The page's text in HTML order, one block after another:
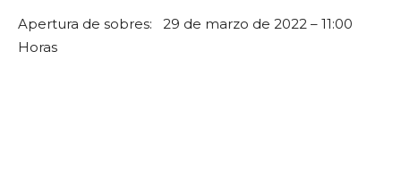
Apertura de sobres: 29 de marzo de 2022 – 11:00
Horas